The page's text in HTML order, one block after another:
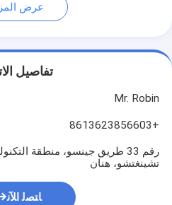
عرض
تفاصيل
Mr. Robin
+8613623856603
رقم 33 طريق جينسو، منطقة
تشينغتشو، هنان
ﺎﺘﺼﻟ ﺍﻶﻧ